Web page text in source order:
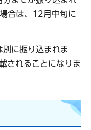
合は、12月中旬に
に振り込まれま
されることになりま